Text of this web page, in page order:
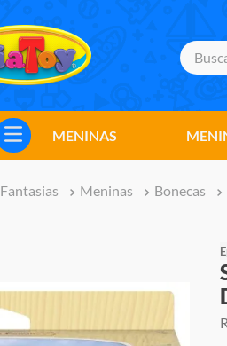
Buscar
MENINAS
Fantasias Meninas Bonecas